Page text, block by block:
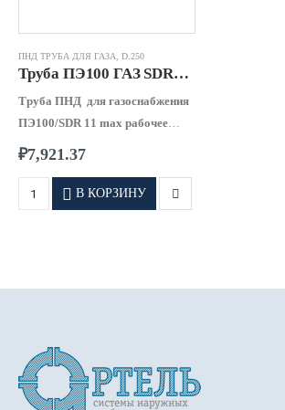
ПНД ТРУБА ДЛЯ ГАЗА D.250
Труба ПЭ100 ГАЗ SDR11 – 0250 х 22,7
Труба ПНД для газоснабжения
ПЭ100/SDR 11 max рабочее
давление 1,00 МПа
₽7,921.37
В КОРЗИНУ